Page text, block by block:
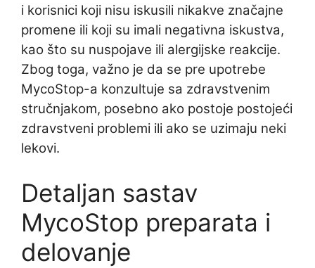
i korisnici koji nisu iskusili nikakve značajne
promene ili koji su imali negativna iskustva,
kao što su nuspojave ili alergijske reakcije.
Zbog toga, važno je da se pre upotrebe
MycoStop-a konzultuje sa zdravstvenim
stručnjakom, posebno ako postoje postojeći
zdravstveni problemi ili ako se uzimaju neki
lekovi.
Detaljan sastav
MycoStop preparata i
delovanje